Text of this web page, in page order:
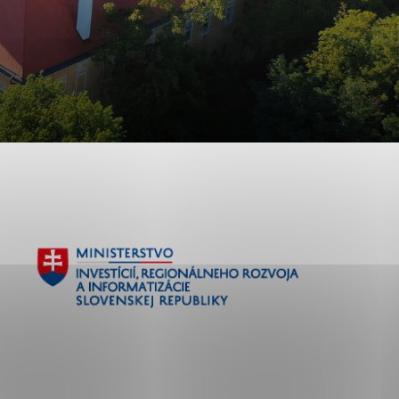
uplatniteľnými
oblastiam webovej
anonymne a nie je